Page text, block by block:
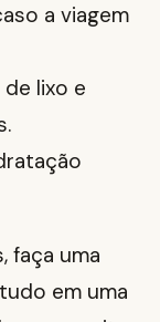
a viagem
lixo e
faça uma
em uma